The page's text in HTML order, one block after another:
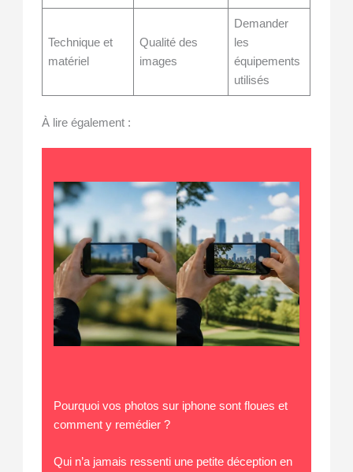
Technique et
matériel
Qualité des
images
Demander
les
équipements
utilisés
À lire également :
Pourquoi vos photos sur iphone sont floues et
comment y remédier ?
Qui n’a jamais ressenti une petite déception en